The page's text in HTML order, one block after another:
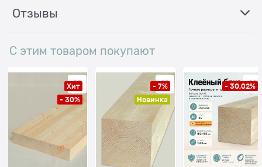
Отзывы
С этим товаром покупают
Хит
- 30%
- 7%
Новинка
- 30,02%